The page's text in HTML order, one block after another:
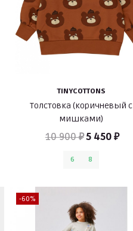
TINYCOTTONS
Толстовка (коричневый с
мишками)
10 900 ₽5 450 ₽
6 8
-60%